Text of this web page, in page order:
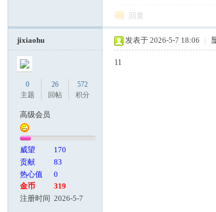
回复
jixiaohu
0
主题
26
回帖
572
积分
高级会员
威望
170
贡献
83
热心值
0
金币
319
注册时间 2026-5-7
发表于 2026-5-7 18:06 |
11